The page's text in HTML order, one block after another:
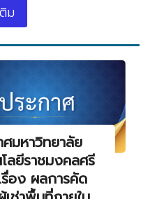
ม
ศมหาวิทยาลัย
โลยีราชมงคลศรี
อง ผลการคัด